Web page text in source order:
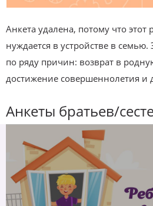
Анкета удалена, потому что
нуждается в устройстве в
по ряду причин: возврат в
достижение совершеннолетия и
Анкеты братьев/